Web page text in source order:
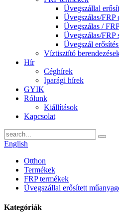
Üvegszállal
Üvegszálas/FRP
Üvegszálas /
Üvegszálas/FRP
Üvegszál
Víztisztító
Hír
Céghírek
Iparági hírek
GYIK
Rólunk
Kiállítások
Kapcsolat
English
Otthon
Termékek
FRP termékek
Üvegszállal erősített
Kategóriák